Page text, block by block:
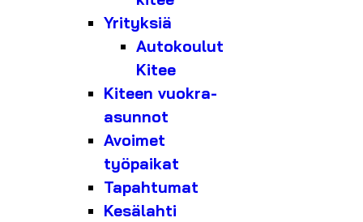
Yrityksiä
Autokoulut
Kitee
Kiteen vuokra-
asunnot
Avoimet
työpaikat
Tapahtumat
Kesälahti